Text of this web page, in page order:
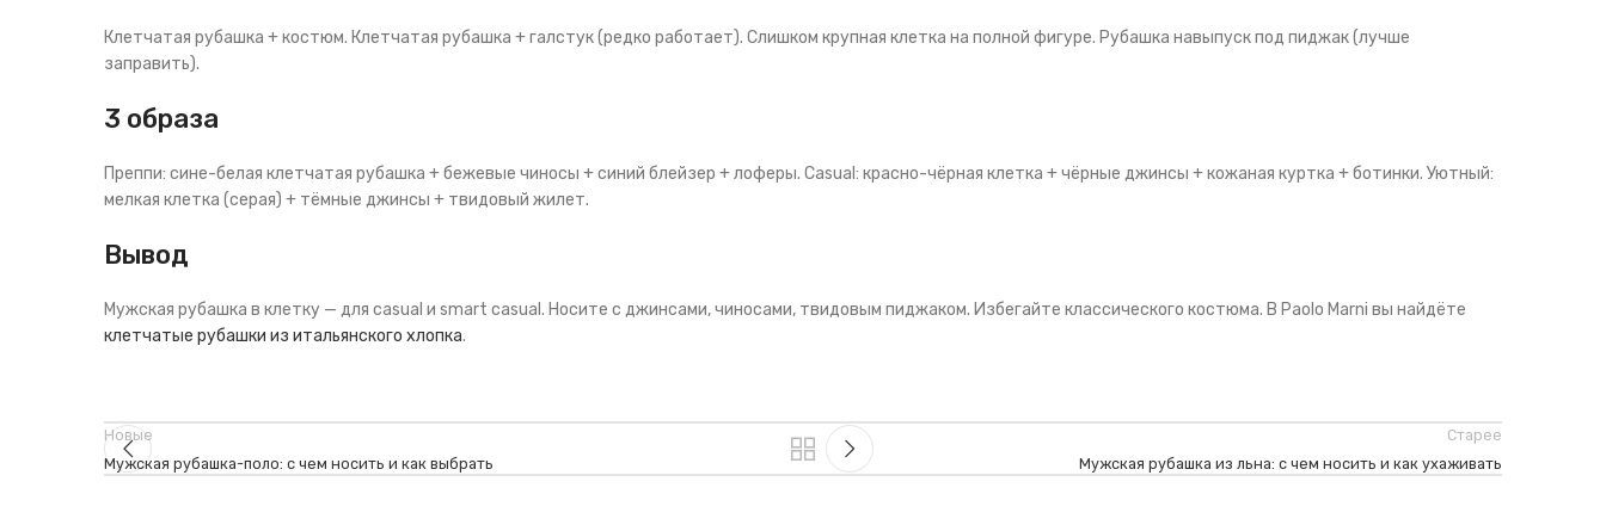
Клетчатая рубашка + костюм. Клетчатая рубашка + галстук (редко работает). Слишком крупная клетка на полной фигуре. Рубашка навыпуск под пиджак (лучше
заправить).
3 образа
Преппи: сине-белая клетчатая рубашка + бежевые чиносы + синий блейзер + лоферы. Casual: красно-чёрная клетка + чёрные джинсы + кожаная куртка + ботинки. Уютный:
мелкая клетка (серая) + тёмные джинсы + твидовый жилет.
Вывод
Мужская рубашка в клетку — для casual и smart casual. Носите с джинсами, чиносами, твидовым пиджаком. Избегайте классического костюма. В Paolo Marni вы найдёте
клетчатые рубашки из итальянского хлопка.
Новые
Мужская рубашка-поло: с чем носить и как выбрать
Старее
Мужская рубашка из льна: с чем носить и как ухаживать